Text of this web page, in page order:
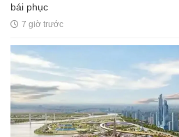
bái phục
7 giờ trước